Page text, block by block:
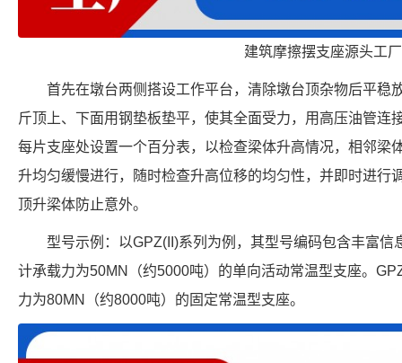
建筑摩擦摆支座源头工厂
首先在墩台两侧搭设工作平台，清除墩台顶杂物后平稳
斤顶上、下面用钢垫板垫平，使其全面受力，用高压油管连
每片支座处设置一个百分表，以检查梁体升高情况，相邻梁
升均匀缓慢进行，随时检查升高位移的均匀性，并即时进行
顶升梁体防止意外。
型号示例：以GPZ(II)系列为例，其型号编码包含丰富
计承载力为50MN（约5000吨）的单向活动常温型支座。
力为80MN（约8000吨）的固定常温型支座。